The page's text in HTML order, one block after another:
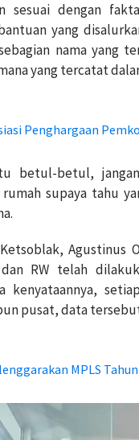
sesuai dengan
yang
nama yang
yang tercatat
Penghargaan
betul-betul,
supaya tahu
Agustinus
RW telah
kenyataannya,
pusat, data
MPLS